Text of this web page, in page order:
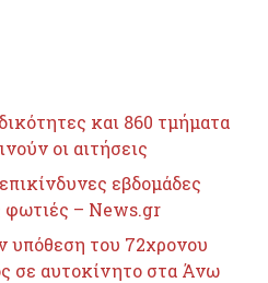
και 860 τμήματα
οι αιτήσεις
εβδομάδες
φωτιές – News.gr
υπόθεση του 72χρονου
σε αυτοκίνητο στα Άνω